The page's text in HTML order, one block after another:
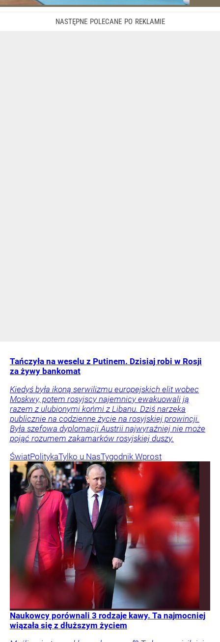
Tańczyła na weselu z Putinem. Dzisiaj robi w Rosji
za żywy bankomat
Kiedyś była ikoną serwilizmu europejskich elit wobec
Moskwy, potem rosyjscy najemnicy ewakuowali ją
razem z ulubionymi końmi z Libanu. Dziś narzeka
publicznie na codzienne życie na rosyjskiej prowincji.
Była szefowa dyplomacji Austrii najwyraźniej nie może
pojąć rozumem zakamarków rosyjskiej duszy.
ŚwiatPolitykaTylko u NasTygodnik Wprost
Naukowcy porównali 3 rodzaje kawy. Ta najmocniej
wiązała się z dłuższym życiem